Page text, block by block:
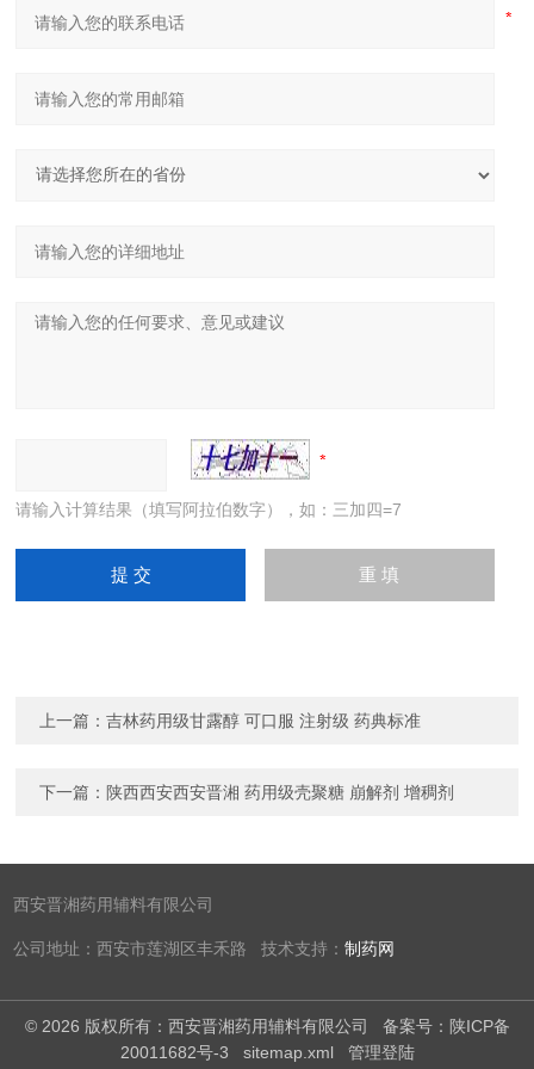
请输入计算结果（填写阿拉伯数字），如：三加四=7
上一篇：吉林药用级甘露醇 可口服 注射级 药典标准
下一篇： 陕西西安西安晋湘 药用级壳聚糖 崩解剂 增稠剂
西安晋湘药用辅料有限公司
公司地址：西安市莲湖区丰禾路 技术支持：制药网
© 2026 版权所有：西安晋湘药用辅料有限公司 备案号：陕ICP备
20011682号-3
sitemap.xml 管理登陆